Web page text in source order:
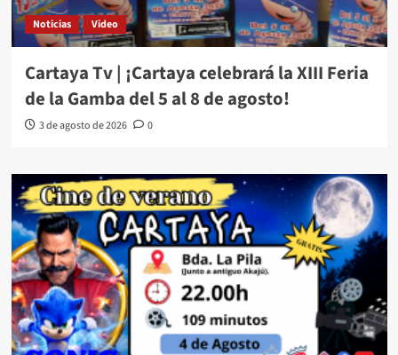
Noticias Video
Cartaya Tv | ¡Cartaya celebrará la XIII Feria
de la Gamba del 5 al 8 de agosto!
3 de agosto de 2026 0